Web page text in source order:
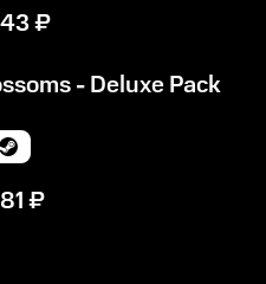
₽
- Deluxe Pack
₽